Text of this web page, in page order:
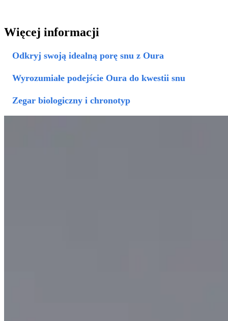
Więcej informacji
Odkryj swoją idealną porę snu z Oura
Wyrozumiałe podejście Oura do kwestii snu
Zegar biologiczny i chronotyp